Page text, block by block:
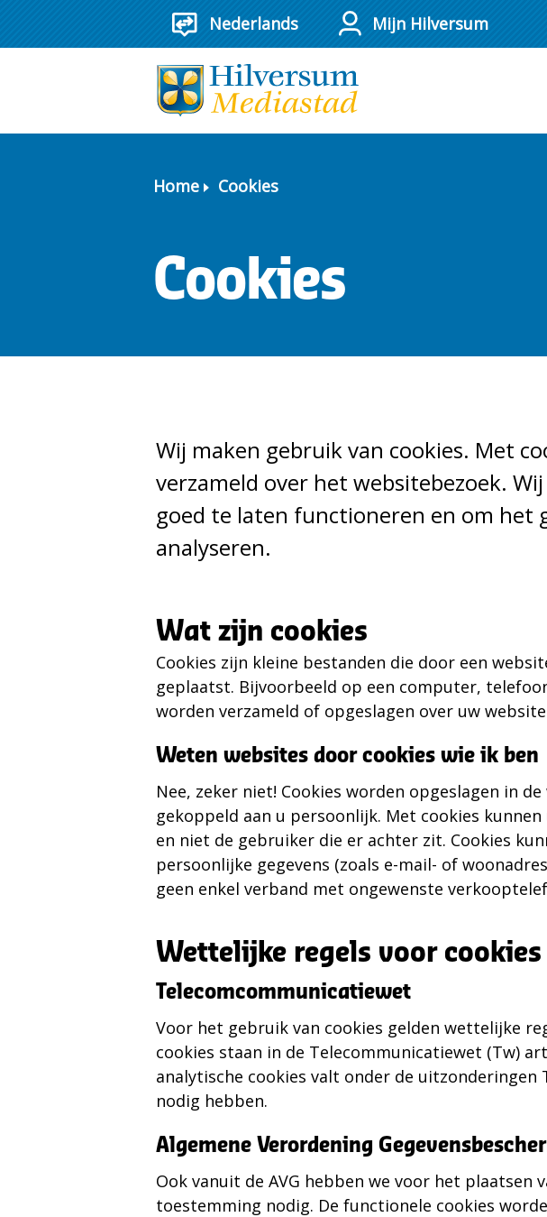
Mijn Hilversum
Home Cookies
Cookies
Wij maken gebruik van cookies. Met
verzameld over het websitebezoek.
goed te laten functioneren en om het
analyseren.
Wat zijn cookies
Cookies zijn kleine bestanden die door een
geplaatst. Bijvoorbeeld op een computer,
worden verzameld of opgeslagen over uw
Weten websites door cookies wie ik ben
Nee, zeker niet! Cookies worden opgeslagen in
gekoppeld aan u persoonlijk. Met cookies
en niet de gebruiker die er achter zit. Cookies
persoonlijke gegevens (zoals e-mail- of
geen enkel verband met ongewenste
Wettelijke regels voor cookies
Telecomcommunicatiewet
Voor het gebruik van cookies gelden wettelijke
cookies staan in de Telecommunicatiewet (Tw)
analytische cookies valt onder de
nodig hebben.
Algemene Verordening
Ook vanuit de AVG hebben we voor het plaatsen
toestemming nodig. De functionele cookies